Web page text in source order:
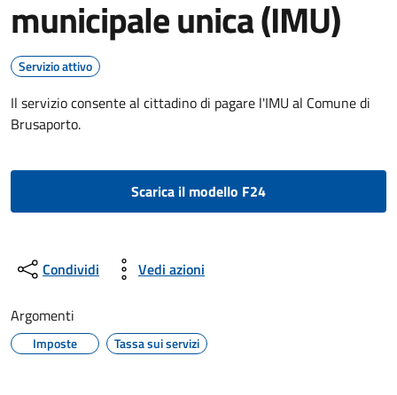
municipale unica (IMU)
Servizio attivo
Il servizio consente al cittadino di pagare l'IMU al Comune di
Brusaporto.
Scarica il modello F24
Condividi Vedi azioni
Argomenti
Imposte Tassa sui servizi